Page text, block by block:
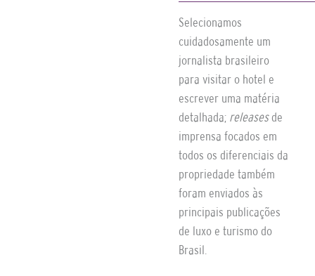
Selecionamos
cuidadosamente um
jornalista brasileiro
para visitar o hotel e
escrever uma matéria
detalhada; releasesde
imprensa focados em
todos os diferenciais da
propriedade também
foram enviados às
principais publicações
de luxo e turismo do
Brasil.